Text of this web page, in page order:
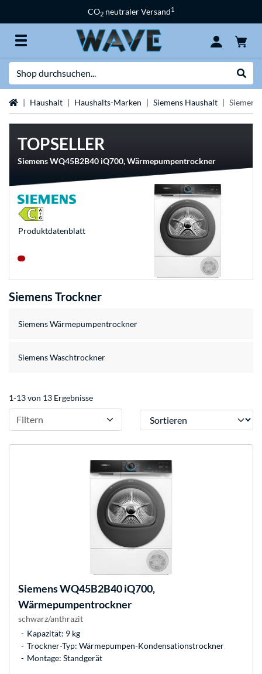
CO2 neutraler Versand1
StartseiteHaushalt Haushalts-Marken Siemens Haushalt
TOPSELLER
Siemens WQ45B2B40 iQ700, Wärmepumpentrockner
Produkt­datenblatt
Siemens Trockner
Siemens Wärmepumpentrockner
Siemens Waschtrockner
1-13 von 13 Ergebnisse
Filtern Sortieren
SiemensWQ45B2B40 iQ700,
Wärmepumpentrockner
schwarz/anthrazit
Kapazität: 9 kg
Trockner-Typ: Wärmepumpen-Kondensationstrockner
Montage: Standgerät